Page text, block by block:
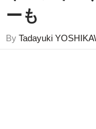
ーも
By Tadayuki